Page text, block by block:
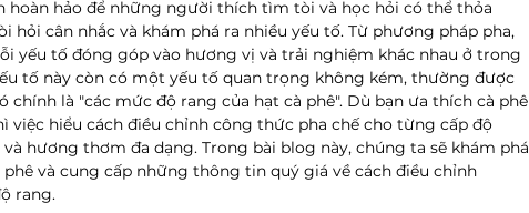
hoàn hảo để những người thích tìm tòi và học hỏi có thể thỏa
hỏi cân nhắc và khám phá ra nhiều yếu tố. Từ phương pháp pha,
yếu tố đóng góp vào hương vị và trải nghiệm khác nhau ở trong
tố này còn có một yếu tố quan trọng không kém, thường được
là "các mức độ rang của hạt cà phê". Dù bạn ưa thích cà phê
việc hiểu cách điều chỉnh công thức pha chế cho từng cấp độ
hương thơm đa dạng. Trong bài blog này, chúng ta sẽ khám phá
và cung cấp những thông tin quý giá về cách điều chỉnh
rang.